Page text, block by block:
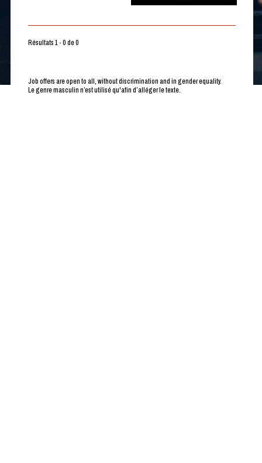
Résultats 1 - 0 de 0
Job offers are open to all, without discrimination and in gender equality.
Le genre masculin n’est utilisé qu'afin d’alléger le texte.